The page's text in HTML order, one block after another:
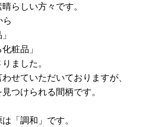
らしい方々です。
ら
粧品」
ました。
せていただいておりますが、
つけられる間柄です。
「調和」です。